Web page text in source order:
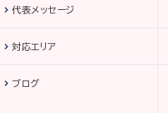
代表メッセージ
対応エリア
ブログ